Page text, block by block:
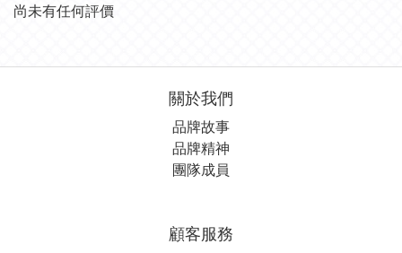
尚未有任何評價
關於我們
品牌故事
品牌精神
團隊成員
顧客服務